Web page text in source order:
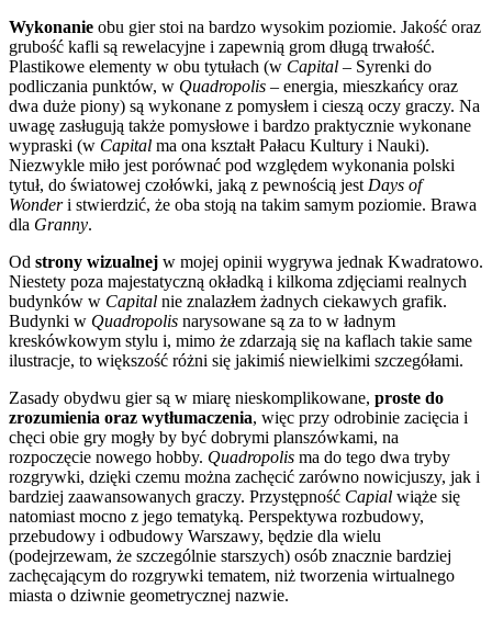
Wykonanie obu gier stoi na bardzo wysokim poziomie. Jakość oraz
grubość kafli są rewelacyjne i zapewnią grom długą trwałość.
Plastikowe elementy w obu tytułach (w Capital – Syrenki do
podliczania punktów, w Quadropolis – energia, mieszkańcy oraz
dwa duże piony) są wykonane z pomysłem i cieszą oczy graczy. Na
uwagę zasługują także pomysłowe i bardzo praktycznie wykonane
wypraski (w Capital ma ona kształt Pałacu Kultury i Nauki).
Niezwykle miło jest porównać pod względem wykonania polski
tytuł, do światowej czołówki, jaką z pewnością jest Days of
Wonderi stwierdzić, że oba stoją na takim samym poziomie. Brawa
dla Granny.
Od strony wizualnej w mojej opinii wygrywa jednak Kwadratowo.
Niestety poza majestatyczną okładką i kilkoma zdjęciami realnych
budynków w Capital nie znalazłem żadnych ciekawych grafik.
Budynki w Quadropolis narysowane są za to w ładnym
kreskówkowym stylu i, mimo że zdarzają się na kaflach takie same
ilustracje, to większość różni się jakimiś niewielkimi szczegółami.
Zasady obydwu gier są w miarę nieskomplikowane, proste do
zrozumienia oraz wytłumaczenia, więc przy odrobinie zacięcia i
chęci obie gry mogły by być dobrymi planszówkami, na
rozpoczęcie nowego hobby. Quadropolis ma do tego dwa tryby
rozgrywki, dzięki czemu można zachęcić zarówno nowicjuszy, jak i
bardziej zaawansowanych graczy. Przystępność Capial wiąże się
natomiast mocno z jego tematyką. Perspektywa rozbudowy,
przebudowy i odbudowy Warszawy, będzie dla wielu
(podejrzewam, że szczególnie starszych) osób znacznie bardziej
zachęcającym do rozgrywki tematem, niż tworzenia wirtualnego
miasta o dziwnie geometrycznej nazwie.